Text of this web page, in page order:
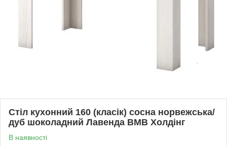
Стіл кухонний 160 (класік) сосна норвежська/
дуб шоколадний Лавенда ВМВ Холдінг
В наявності